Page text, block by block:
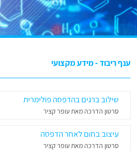
ענף ריבוד - מידע מקצועי
שילוב ברגים בהדפסה פולימרית
סרטון הדרכה מאת עופר קציר
עיצוב בחום לאחר הדפסה
סרטון הדרכה מאת עופר קציר